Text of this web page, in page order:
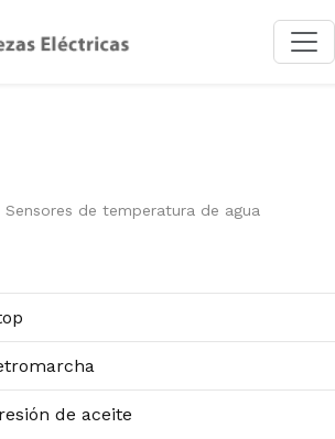
Sensores de temperatura de agua
de aceite